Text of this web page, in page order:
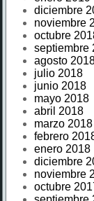
diciembre
noviembre
octubre
septiembre
agosto
julio 2018
junio 2018
mayo 2018
abril 2018
marzo 2018
febrero
enero 2018
diciembre
noviembre
octubre